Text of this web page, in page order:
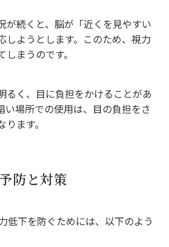
が続くと、脳が「近くを見やすい
しようとします。このため、視力
まうのです。
るく、目に負担をかけることがあ
い場所での使用は、目の負担をさ
ます。
防と対策
低下を防ぐためには、以下のよう